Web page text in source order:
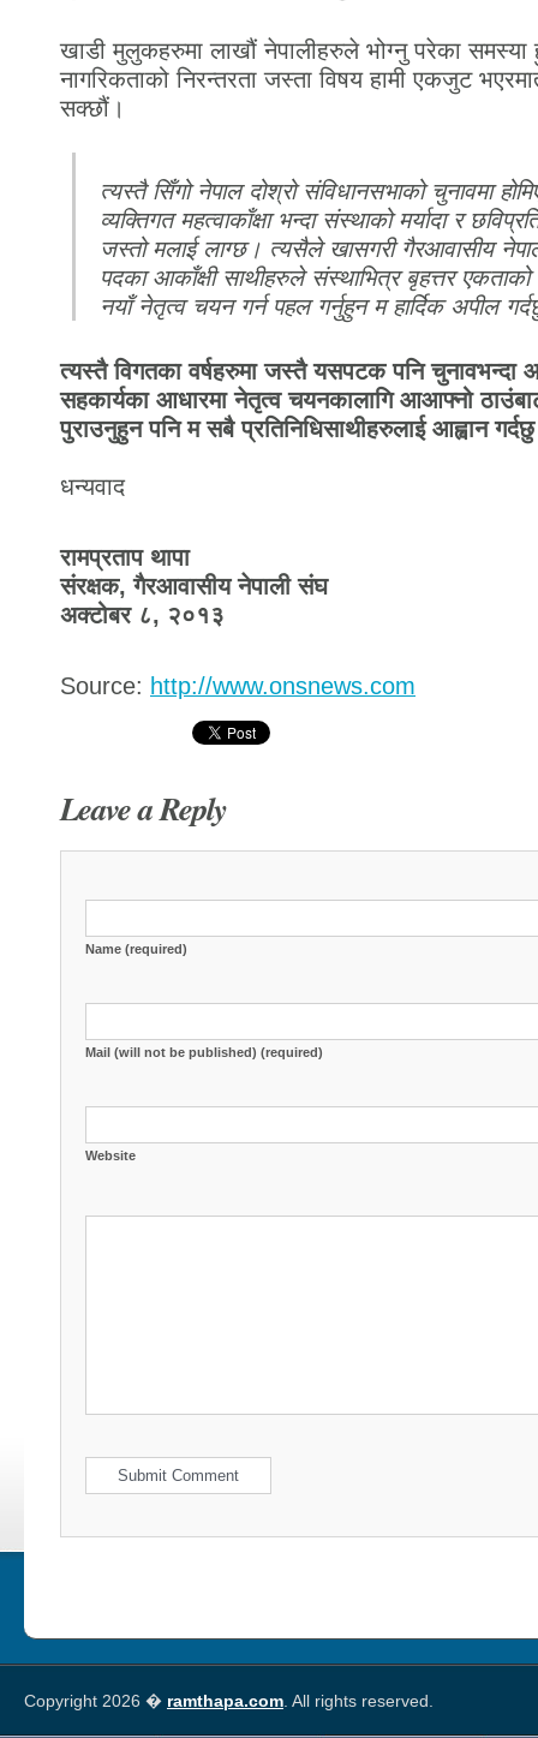
खाडी मुलुकहरुमा लाखौं नेपालीहरुले भोग्नु परेका समस्या
नागरिकताको निरन्तरता जस्ता विषय हामी एकजुट
सक्छौं।
त्यस्तै सिँगो नेपाल दोश्रो संविधानसभाको चुनावमा
व्यक्तिगत महत्वाकाँक्षा भन्दा संस्थाको मर्यादा र
जस्तो मलाई लाग्छ। त्यसैले खासगरी गैरआवासीय
पदका आकाँक्षी साथीहरुले संस्थाभित्र बृहत्तर एकताको
नयाँ नेतृत्व चयन गर्न पहल गर्नुहुन म हार्दिक अपील
त्यस्तै विगतका वर्षहरुमा जस्तै यसपटक पनि चुनावभन्दा
सहकार्यका आधारमा नेतृत्व चयनकालागि आआफ्नो
पुराउनुहुन पनि म सबै प्रतिनिधिसाथीहरुलाई आह्वान
धन्यवाद
रामप्रताप थापा
संरक्षक, गैरआवासीय नेपाली संघ
अक्टोबर ८, २०१३
Source: http://www.onsnews.com
Leave a Reply
Name (required)
Mail (will not be published) (required)
Website
Copyright 2026 � ramthapa.com . All rights reserved.